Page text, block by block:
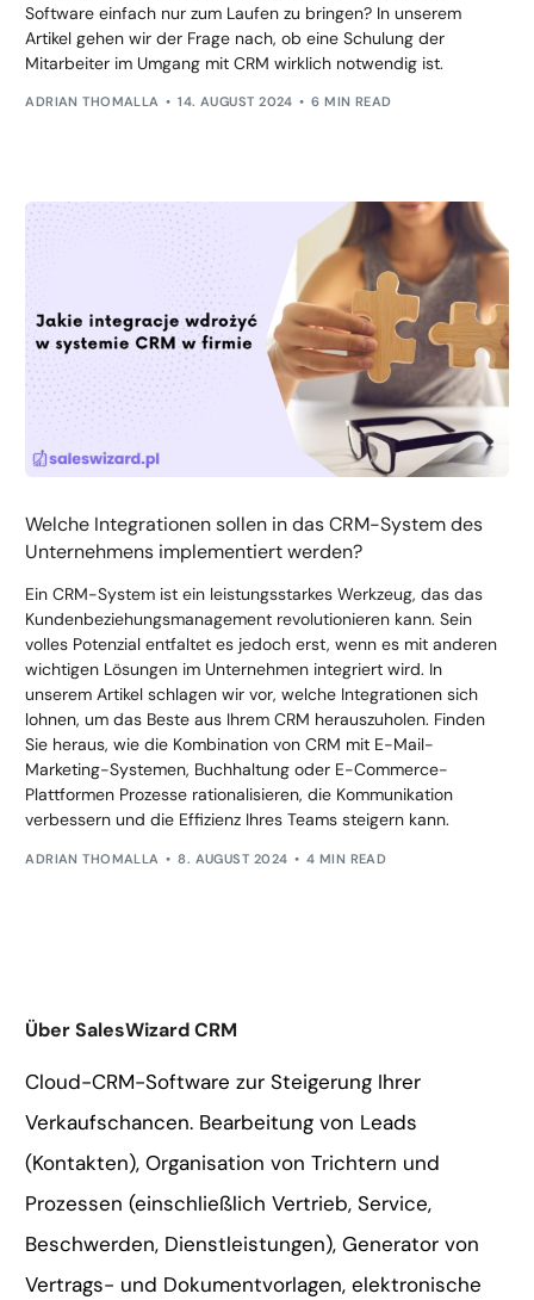
Software einfach nur zum Laufen zu bringen? In unserem
Artikel gehen wir der Frage nach, ob eine Schulung der
Mitarbeiter im Umgang mit CRM wirklich notwendig ist.
ADRIAN THOMALLA 14. AUGUST 2024 6 MIN READ
Welche Integrationen sollen in das CRM-System des
Unternehmens implementiert werden?
Ein CRM-System ist ein leistungsstarkes Werkzeug, das das
Kundenbeziehungsmanagement revolutionieren kann. Sein
volles Potenzial entfaltet es jedoch erst, wenn es mit anderen
wichtigen Lösungen im Unternehmen integriert wird. In
unserem Artikel schlagen wir vor, welche Integrationen sich
lohnen, um das Beste aus Ihrem CRM herauszuholen. Finden
Sie heraus, wie die Kombination von CRM mit E-Mail-
Marketing-Systemen, Buchhaltung oder E-Commerce-
Plattformen Prozesse rationalisieren, die Kommunikation
verbessern und die Effizienz Ihres Teams steigern kann.
ADRIAN THOMALLA 8. AUGUST 2024 4 MIN READ
Über SalesWizard CRM
Cloud-CRM-Software zur Steigerung Ihrer
Verkaufschancen. Bearbeitung von Leads
(Kontakten), Organisation von Trichtern und
Prozessen (einschließlich Vertrieb, Service,
Beschwerden, Dienstleistungen), Generator von
Vertrags- und Dokumentvorlagen, elektronische